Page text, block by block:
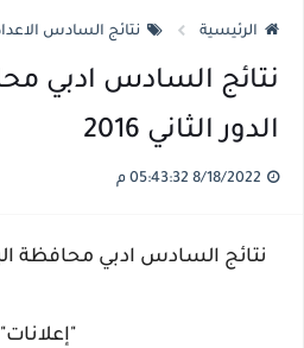
الرئيسية نتائج السادس الاعدادي 2015-
نتائج السادس ادبي
الدور الثاني 2016
نتائج السادس ادبي محافظة
"إعلانات"